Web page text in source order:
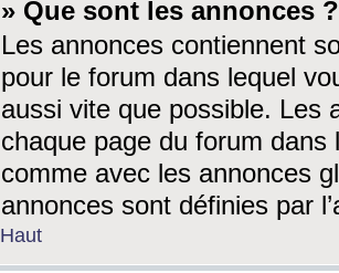
» Que sont les annonces ?
Les annonces contiennent
pour le forum dans lequel
aussi vite que possible. Les
chaque page du forum dans
comme avec les annonces
annonces sont définies par
Haut